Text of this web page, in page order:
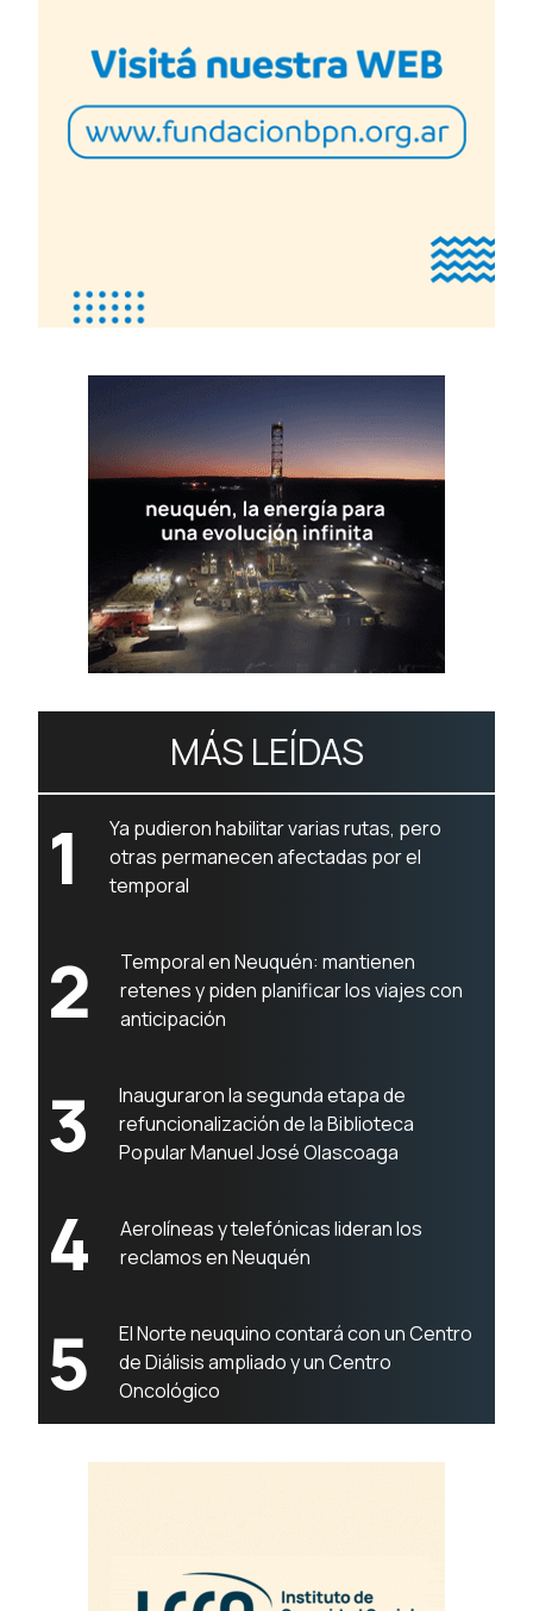
MÁS LEÍDAS
1
Ya pudieron habilitar varias rutas, pero
otras permanecen afectadas por el
temporal
2
Temporal en Neuquén: mantienen
retenes y piden planificar los viajes con
anticipación
3
Inauguraron la segunda etapa de
refuncionalización de la Biblioteca
Popular Manuel José Olascoaga
4
Aerolíneas y telefónicas lideran los
reclamos en Neuquén
5
El Norte neuquino contará con un Centro
de Diálisis ampliado y un Centro
Oncológico